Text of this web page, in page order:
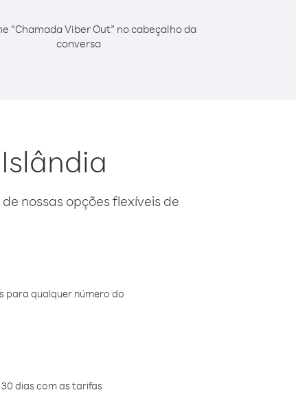
“Chamada Viber Out” no cabeçalho da
conversa
nossas opções flexíveis de
para qualquer número do
dias com as tarifas